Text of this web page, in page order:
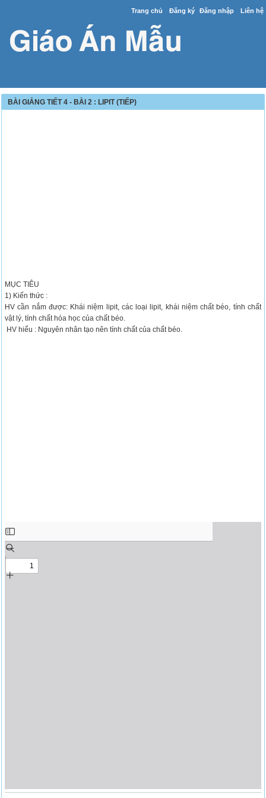
Trang chủ Đăng ký Đăng nhập Liên hệ
BÀI GIẢNG TIẾT 4 - BÀI 2 : LIPIT (TIẾP)
MỤC TIÊU
1) Kiến thức :
HV cần nắm được: Khái niệm lipit, các loại lipit, khái niệm chất béo, tính chất
vật lý, tính chất hóa học của chất béo.
HV hiểu : Nguyên nhân tạo nên tính chất của chất béo.